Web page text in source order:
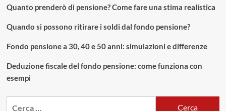
Quanto prenderò di pensione? Come fare una stima realistica
Quando si possono ritirare i soldi dal fondo pensione?
Fondo pensione a 30, 40 e 50 anni: simulazioni e differenze
Deduzione fiscale del fondo pensione: come funziona con
esempi